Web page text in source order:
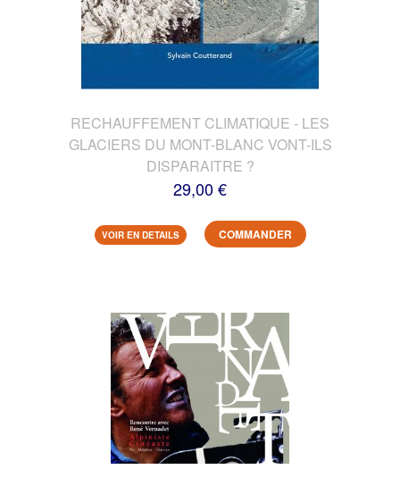
RECHAUFFEMENT CLIMATIQUE - LES
GLACIERS DU MONT-BLANC VONT-ILS
DISPARAITRE ?
29,00 €
VOIR EN DETAILS COMMANDER